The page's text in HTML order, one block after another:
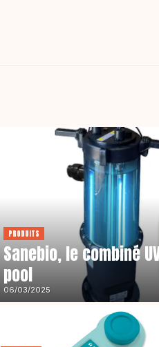
PRODUITS
Sanebio, le combiné
pool
06/03/2025